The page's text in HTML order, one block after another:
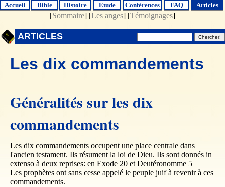
Accueil Bible Histoire Etude Conférences FAQ Articles
[Sommaire] [Les anges] [Témoignages]
ARTICLES
Les dix commandements
Généralités sur les dix
commandements
Les dix commandements occupent une place centrale dans
l'ancien testament. Ils résument la loi de Dieu. Ils sont donnés in
extenso à deux reprises: en Exode 20 et Deutéronomme 5
Les prophètes ont sans cesse appelé le peuple juif à revenir à ces
commandements.